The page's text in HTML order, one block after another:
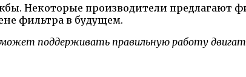
Некоторые производители предлагают
фильтра в будущем.
поддерживать правильную работу